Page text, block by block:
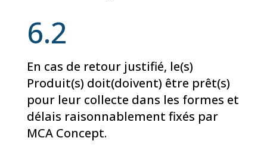
6.2
En cas de retour justifié, le(s)
Produit(s) doit(doivent) être prêt(s)
pour leur collecte dans les formes et
délais raisonnablement fixés par
MCA Concept.